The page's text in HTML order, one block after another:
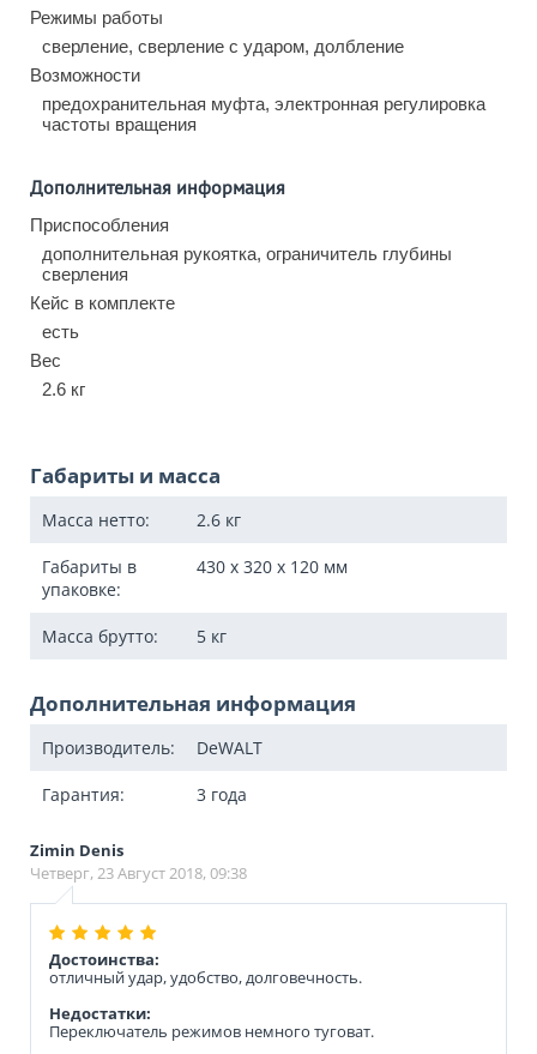
Режимы работы
сверление, сверление с ударом, долбление
Возможности
предохранительная муфта, электронная регулировка
частоты вращения
Дополнительная информация
Приспособления
дополнительная рукоятка, ограничитель глубины
сверления
Кейс в комплекте
есть
Вес
2.6 кг
Габариты и масса
Масса нетто: 2.6 кг
Габариты в
упаковке:
430 x 320 x 120 мм
Масса брутто: 5 кг
Дополнительная информация
Производитель: DeWALT
Гарантия: 3 года
Zimin Denis
Четверг, 23 Август 2018, 09:38
Достоинства:
отличный удар, удобство, долговечность.
Недостатки:
Переключатель режимов немного туговат.